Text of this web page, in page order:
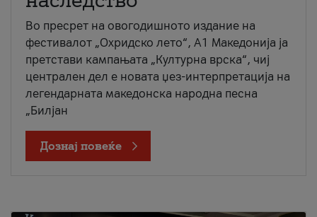
Во пресрет на овогодишното издание на
фестивалот „Охридско лето“, А1 Македонија ја
претстави кампањата „Културна врска“, чиј
централен дел е новата џез-интерпретација на
легендарната македонска народна песна
„Билјан
Дознај повеќе